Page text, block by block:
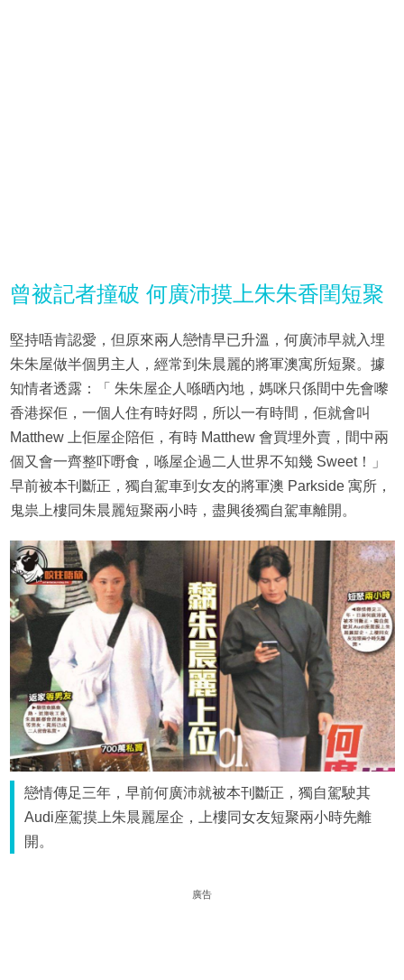
曾被記者撞破 何廣沛摸上朱朱香閨短聚
堅持唔肯認愛，但原來兩人戀情早已升溫，何廣沛早就入埋
朱朱屋做半個男主人，經常到朱晨麗的將軍澳寓所短聚。據
知情者透露：「 朱朱屋企人喺晒內地，媽咪只係間中先會嚟
香港探佢，一個人住有時好悶，所以一有時間，佢就會叫
Matthew 上佢屋企陪佢，有時 Matthew 會買埋外賣，間中兩
個又會一齊整吓嘢食，喺屋企過二人世界不知幾 Sweet！」
早前被本刊斷正，獨自駕車到女友的將軍澳 Parkside 寓所，
鬼祟上樓同朱晨麗短聚兩小時，盡興後獨自駕車離開。
戀情傳足三年，早前何廣沛就被本刊斷正，獨自駕駛其
Audi座駕摸上朱晨麗屋企，上樓同女友短聚兩小時先離
開。
廣告